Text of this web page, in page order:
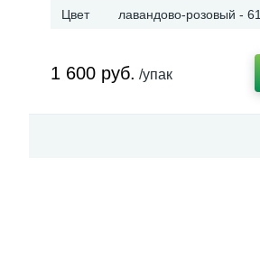
Цвет лавандово-розовый - 61
1 600 руб. /упак